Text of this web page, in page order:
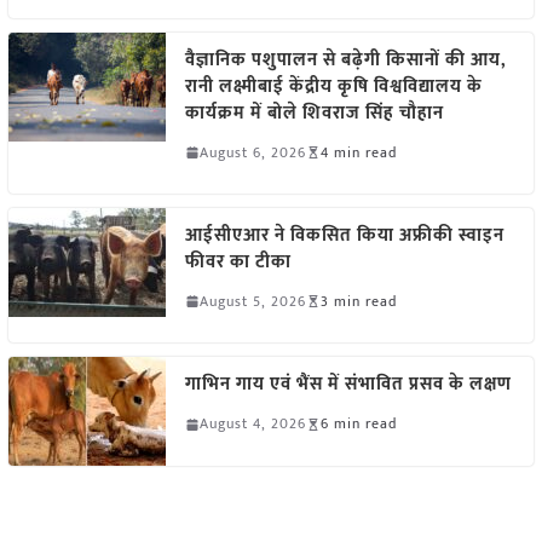
वैज्ञानिक पशुपालन से बढ़ेगी किसानों की आय,
रानी लक्ष्मीबाई केंद्रीय कृषि विश्वविद्यालय के
कार्यक्रम में बोले शिवराज सिंह चौहान
August 6, 2026 4 min read
आईसीएआर ने विकसित किया अफ्रीकी स्वाइन
फीवर का टीका
August 5, 2026 3 min read
गाभिन गाय एवं भैंस में संभावित प्रसव के लक्षण
August 4, 2026 6 min read